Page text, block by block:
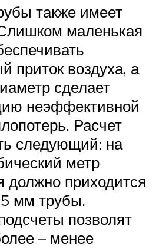
также имеет
маленькая
приток воздуха, а
сделает
неэффективной
Расчет
следующий: на
метр
приходится
мм трубы.
позволят
– менее